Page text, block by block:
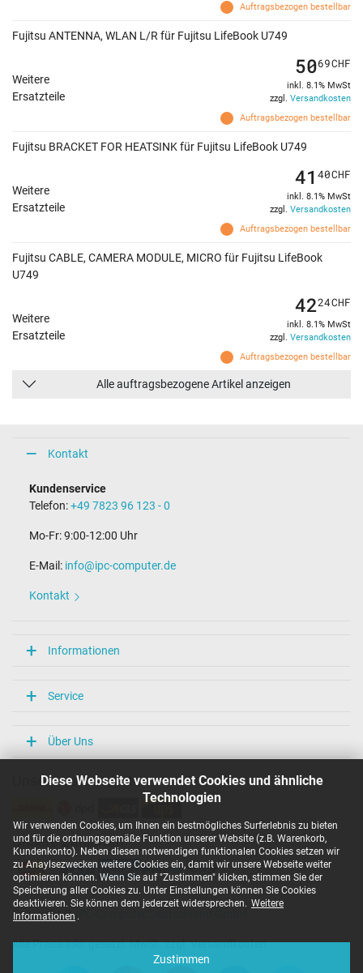
Diese Webseite verwendet Cookies und ähnliche
Technologien
Wir verwenden Cookies, um Ihnen ein bestmögliches Surferlebnis zu bieten
und für die ordnungsgemäße Funktion unserer Website (z.B. Warenkorb,
Kundenkonto). Neben diesen notwendigen funktionalen Cookies setzen wir
zu Anaylsezwecken weitere Cookies ein, damit wir unsere Webseite weiter
optimieren können. Wenn Sie auf "Zustimmen" klicken, stimmen Sie der
Speicherung aller Cookies zu. Unter Einstellungen können Sie Cookies
deaktivieren. Sie können dem jederzeit widersprechen. Weitere
Informationen .
Zustimmen
Auftragsbezogen bestellbar
Fujitsu ANTENNA, WLAN L/R für Fujitsu LifeBook U749
Weitere
Ersatzteile
Auftragsbezogen bestellbar
5069CHF
inkl. 8.1% MwSt
zzgl. Versandkosten
Fujitsu BRACKET FOR HEATSINK für Fujitsu LifeBook U749
Weitere
Ersatzteile
Auftragsbezogen bestellbar
41 40CHF
inkl. 8.1% MwSt
zzgl. Versandkosten
Fujitsu CABLE, CAMERA MODULE, MICRO für Fujitsu LifeBook
U749
Weitere
Ersatzteile
Auftragsbezogen bestellbar
4224CHF
inkl. 8.1% MwSt
zzgl. Versandkosten
Alle auftragsbezogene Artikel anzeigen
Kontakt
Kundenservice
Telefon:+49 7823 96 123 - 0
Mo-Fr: 9:00-12:00 Uhr
E-Mail: info@ipc-computer.de
Kontakt
Informationen
Service
Über Uns
Unsere Versandarten
Unsere Zahlarten
Copyright ©
Alle Preise inkl. gesetzl. MwSt. zzgl. Versandkosten